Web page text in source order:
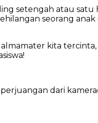
setengah atau
seorang
kita
dari